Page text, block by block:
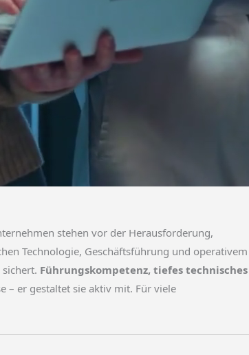
stehen vor der Herausforderung,
Technologie, Geschäftsführung und operativem
Führungskompetenz, tiefes technisches
– er gestaltet sie aktiv mit. Für viele